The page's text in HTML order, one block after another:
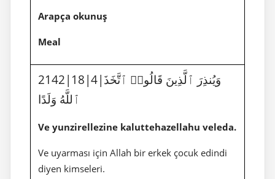
Arapça okunuş
Meal
2142|18|4|وَيُنذِرَ ٱلَّذِينَ قَالُوا۟ ٱتَّخَذَ
ٱللَّهُ وَلَدًا
Ve yunzirellezine kaluttehazellahu veleda.
Ve uyarması için Allah bir erkek çocuk edindi
diyen kimseleri.